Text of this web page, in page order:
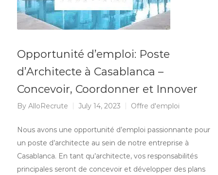
Opportunité d’emploi: Poste
d’Architecte à Casablanca –
Concevoir, Coordonner et Innover
By AlloRecrute July 14, 2023 Offre d'emploi
Nous avons une opportunité d’emploi passionnante pour
un poste d’architecte au sein de notre entreprise à
Casablanca. En tant qu’architecte, vos responsabilités
principales seront de concevoir et développer des plans